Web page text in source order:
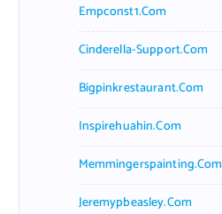
Empconst1.com
Cinderella-Support.com
Bigpinkrestaurant.com
Inspirehuahin.com
Memmingerspainting.com
Jeremypbeasley.com